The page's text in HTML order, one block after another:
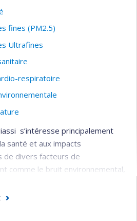
fines (PM2.5)
Ultrafines
respiratoire
s’intéresse principalement
santé et aux impacts
de divers facteurs de
comme le bruit environnemental,
l’air ambiant et les changements